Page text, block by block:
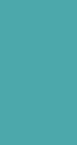
掉你，使你不再给